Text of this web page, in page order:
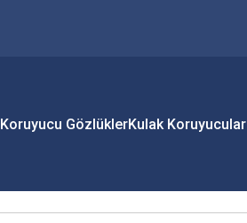
Koruyucu GözlüklerKulak Koruyucular